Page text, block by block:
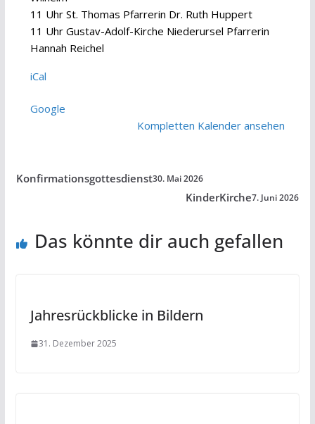
11 Uhr St. Thomas Pfarrerin Dr. Ruth Huppert
11 Uhr Gustav-Adolf-Kirche Niederursel Pfarrerin
Hannah Reichel
iCal
Google
Kompletten Kalender ansehen
Konfirmationsgottesdienst30. Mai 2026
KinderKirche7. Juni 2026
Das könnte dir auch gefallen
Jahresrückblicke in Bildern
31. Dezember 2025